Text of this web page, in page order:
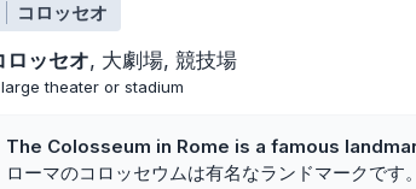
コロッセオ
ロッセオ 大劇場 競技場
theater or stadium
The Colosseum in Rome is a famous
ローマのコロッセウムは有名なランドマークです。